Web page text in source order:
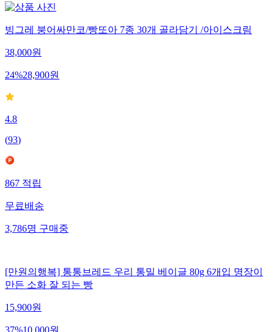
빙그레 붕어싸만코/빵또아 7종 30개 골라담기 /아이스크림
38,000원
24%28,900원
4.8
(93)
867 적립
무료배송
3,786명 구매중
[만원의행복] 통통브레드 우리 통밀 베이글 80g 6개입 명장이
만든 소화 잘 되는 빵
15,900원